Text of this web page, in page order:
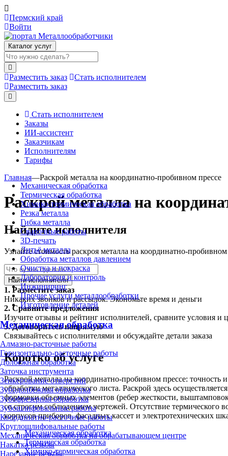
Пермский край
Войти
Каталог услуг
Разместить заказ
Стать исполнителем
Разместить заказ
Стать исполнителем
Заказы
ИИ-ассистент
Заказчикам
Исполнителям
Тарифы
Механическая обработка
Термическая обработка
Химико-термическая обработка
Резка металла
Гибка металла
Сварочные работы
3D-печать
Литьё металла
Обработка металлов давлением
Очистка и покраска
Лаборатория и контроль
Инжиниринг
Прочие услуги металлообработки
Изготовление деталей
Механическая обработка
Алмазно-расточные работы
Горизонтально-расточные работы
Долбёжная обработка
Заточка инструмента
Зенкерование отверстий
Зубодолбёжная обработка
Зубофрезерная обработка
Зубошлифовальные работы
Координатно-расточные работы
Круглошлифовальные работы
Механическая обработка на обрабатывающем центре
Накатка резьбы
Нарезание резьбы
Главная—Раскрой металла на координатно-пробивном прессе
Раскрой металла на
Найдите исполнителя
Узнайте стоимость раскроя металла на координатно-
Найти исполнителя
1. Разместите заказ
Никаких звонков и рассылок. Экономьте время и деньги
2. Сравните предложения
Изучите отзывы и рейтинг исполнителей, сравните условия и
3.Договоритесь напрямую
Связывайтесь с исполнителями и обсуждайте детали заказа
Коротко об услуге
Раскрой металла на координатно-пробивном прессе:
обработки металлического листа. Раскрой здесь
формовки объемных элементов (ребер жесткости,
со строгим соблюдением чертежей. Отсутствие термического
корпусов приборов, фасадных кассет и электротехнических
Механическая обработка
Термическая обработка
Химико-термическая обработка